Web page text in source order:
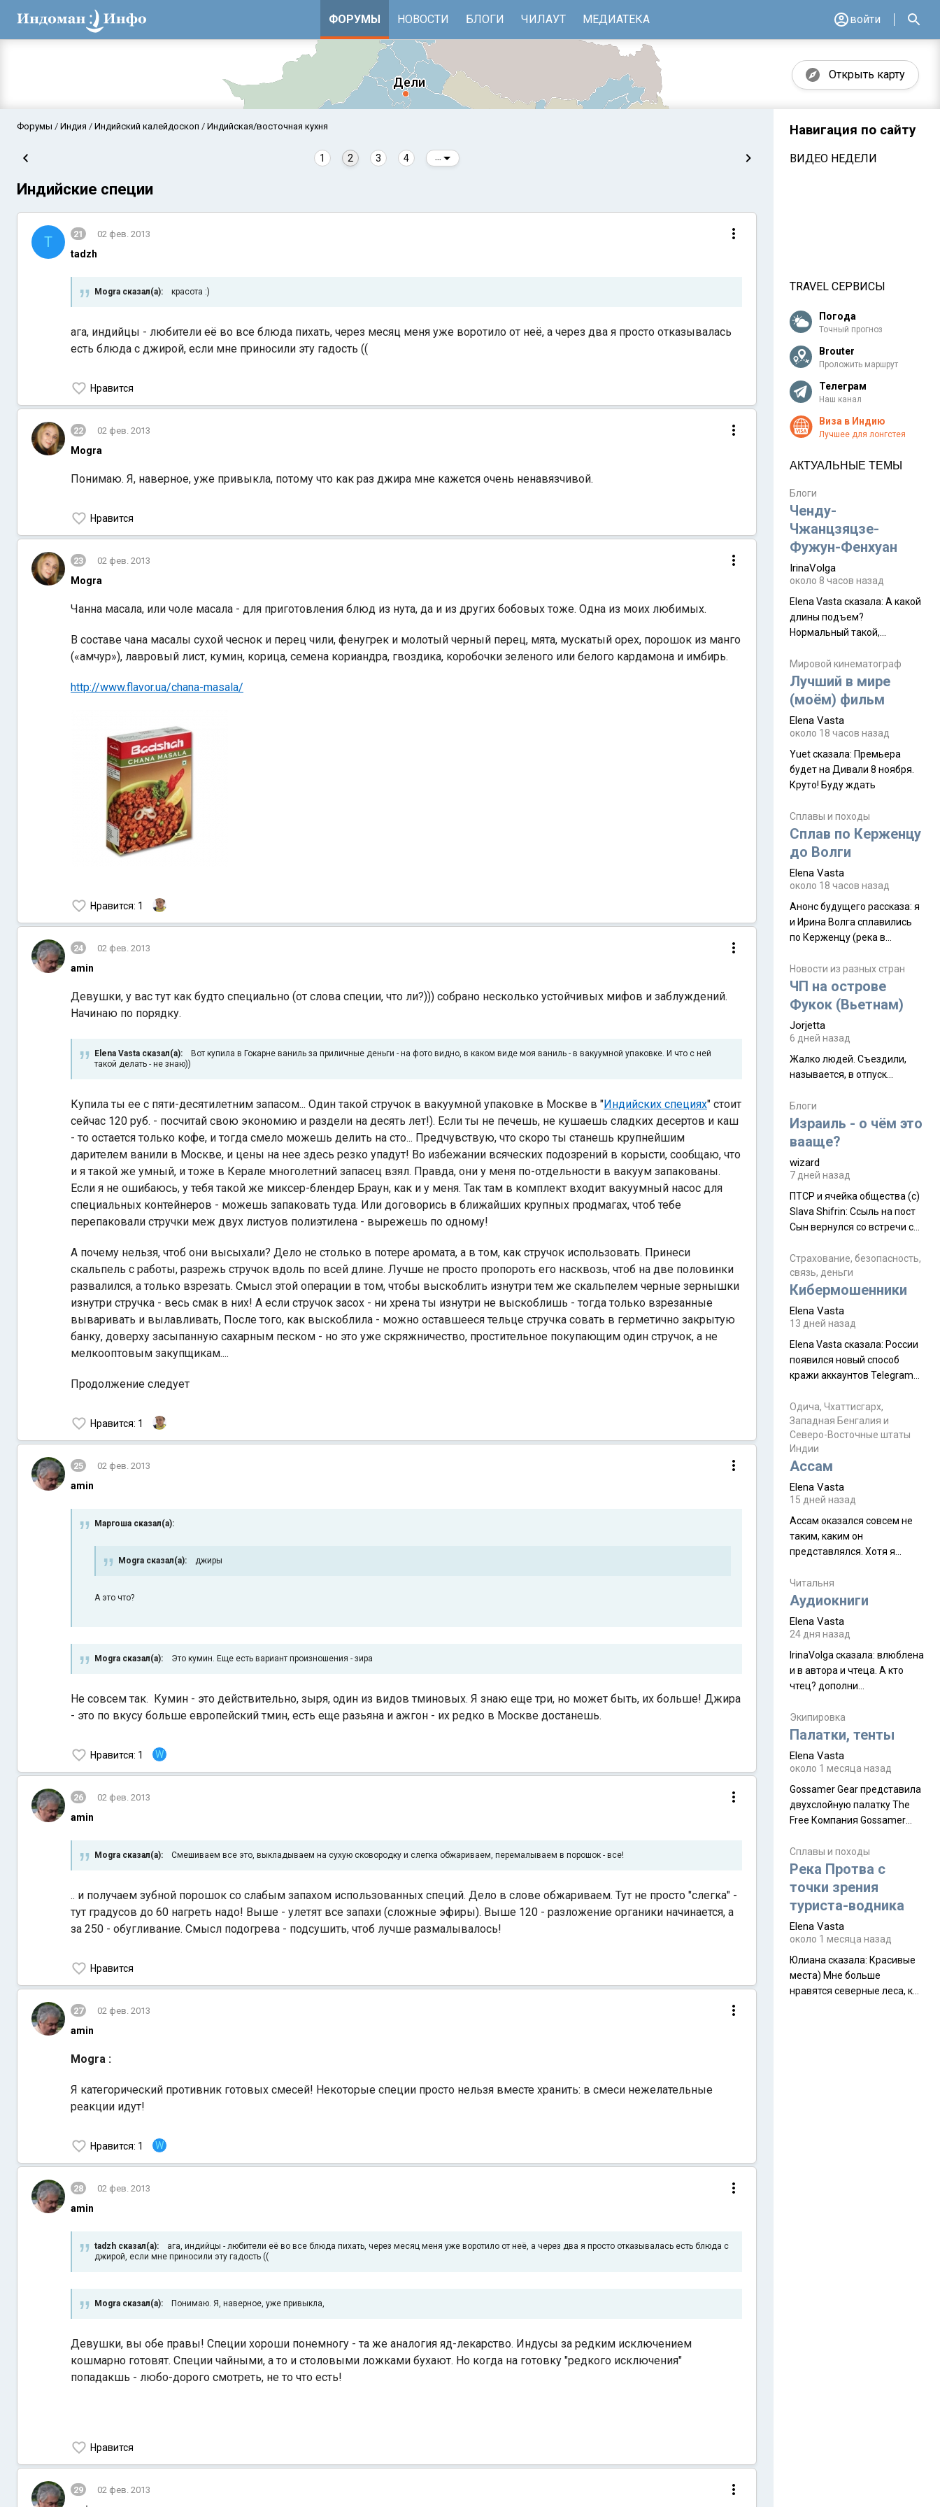
ФОРУМЫ НОВОСТИ БЛОГИ ЧИЛАУТ МЕДИАТЕКА войти
Открыть карту
Форумы Индия Индийский калейдоскоп Индийская/восточная кухня
1 2 3 4
Индийские специи
T 21 02 фев. 2013
tadzh
Mogra сказал(а): красота :)
ага, индийцы - любители её во все блюда пихать, через месяц меня уже воротило от неё, а через два я просто отказывалась
есть блюда с джирой, если мне приносили эту гадость ((
Нравится
22 02 фев. 2013
Mogra
Понимаю. Я, наверное, уже привыкла, потому что как раз джира мне кажется очень ненавязчивой.
Нравится
23 02 фев. 2013
Mogra
Чанна масала, или чоле масала - для приготовления блюд из нута, да и из других бобовых тоже. Одна из моих любимых.
В составе чана масалы сухой чеснок и перец чили, фенугрек и молотый черный перец, мята, мускатый орех, порошок из манго
(«амчур»), лавровый лист, кумин, корица, семена кориандра, гвоздика, коробочки зеленого или белого кардамона и имбирь.
http://www.flavor.ua/chana-masala/
Нравится: 1
24 02 фев. 2013
amin
Девушки, у вас тут как будто специально (от слова специи, что ли?))) собрано несколько устойчивых мифов и заблуждений.
Начинаю по порядку.
Elena Vasta сказал(а): Вот купила в Гокарне ваниль за приличные деньги - на фото видно, в каком виде моя ваниль - в вакуумной упаковке. И что с ней
такой делать - не знаю))
Купила ты ее с пяти-десятилетним запасом... Один такой стручок в вакуумной упаковке в Москве в "Индийских специях" стоит
сейчас 120 руб. - посчитай свою экономию и раздели на десять лет!). Если ты не печешь, не кушаешь сладких десертов и каш
- то остается только кофе, и тогда смело можешь делить на сто... Предчувствую, что скоро ты станешь крупнейшим
дарителем ванили в Москве, и цены на нее здесь резко упадут! Во избежании всяческих подозрений в корысти, сообщаю, что
и я такой же умный, и тоже в Керале многолетний запасец взял. Правда, они у меня по-отдельности в вакуум запакованы.
Если я не ошибаюсь, у тебя такой же миксер-блендер Браун, как и у меня. Так там в комплект входит вакуумный насос для
специальных контейнеров - можешь запаковать туда. Или договорись в ближайших крупных продмагах, чтоб тебе
перепаковали стручки меж двух листуов полиэтилена - вырежешь по одному!
А почему нельзя, чтоб они высыхали? Дело не столько в потере аромата, а в том, как стручок использовать. Принеси
скальпель с работы, разрежь стручок вдоль по всей длине. Лучше не просто пропороть его насквозь, чтоб на две половинки
развалился, а только взрезать. Смысл этой операции в том, чтобы выскоблить изнутри тем же скальпелем черные зернышки
изнутри стручка - весь смак в них! А если стручок засох - ни хрена ты изнутри не выскоблишь - тогда только взрезанные
вываривать и вылавливать, После того, как выскоблила - можно оставшееся тельце стручка совать в герметично закрытую
банку, доверху засыпанную сахарным песком - но это уже скряжничество, простительное покупающим один стручок, а не
мелкооптовым закупщикам....
Продолжение следует
Нравится: 1
25 02 фев. 2013
amin
Маргоша сказал(а):
Mogra сказал(а): джиры
А это что?
Mogra сказал(а): Это кумин. Еще есть вариант произношения - зира
Не совсем так. Кумин - это действительно, зыря, один из видов тминовых. Я знаю еще три, но может быть, их больше! Джира
- это по вкусу больше европейский тмин, есть еще разьяна и ажгон - их редко в Москве достанешь.
Нравится: 1 W
26 02 фев. 2013
amin
Mogra сказал(а): Смешиваем все это, выкладываем на сухую сковородку и слегка обжариваем, перемалываем в порошок - все!
.. и получаем зубной порошок со слабым запахом использованных специй. Дело в слове обжариваем. Тут не просто "слегка" -
тут градусов до 60 нагреть надо! Выше - улетят все запахи (сложные эфиры). Выше 120 - разложение органики начинается, а
за 250 - обугливание. Смысл подогрева - подсушить, чтоб лучше размалывалось!
Нравится
27 02 фев. 2013
amin
Mogra :
Я категорический противник готовых смесей! Некоторые специи просто нельзя вместе хранить: в смеси нежелательные
реакции идут!
Нравится: 1 W
28 02 фев. 2013
amin
tadzh сказал(а): ага, индийцы - любители её во все блюда пихать, через месяц меня уже воротило от неё, а через два я просто отказывалась есть блюда с
джирой, если мне приносили эту гадость ((
Mogra сказал(а): Понимаю. Я, наверное, уже привыкла,
Девушки, вы обе правы! Специи хороши понемногу - та же аналогия яд-лекарство. Индусы за редким исключением
кошмарно готовят. Специи чайными, а то и столовыми ложками бухают. Но когда на готовку "редкого исключения"
попадакшь - любо-дорого смотреть, не то что есть!
Нравится
29 02 фев. 2013
Навигация по сайту
ВИДЕО НЕДЕЛИ
TRAVEL СЕРВИСЫ
Погода
Точный прогноз
Brouter
Проложить маршрут
Телеграм
Наш канал
Виза в Индию
Лучшее для лонгстея
АКТУАЛЬНЫЕ ТЕМЫ
Блоги
Ченду-
Чжанцзяцзе-
Фужун-Фенхуан
IrinaVolga
около 8 часов назад
Elena Vasta сказалa: А какой
длины подъем?
Нормальный такой,
Vasta сказалa: Горы
Аватара? Да
Мировой кинематограф
Лучший в мире
(моём) фильм
Elena Vasta
около 18 часов назад
Yuet сказалa: Премьера
будет на Дивали 8 ноября.
Круто! Буду ждать
Сплавы и походы
Сплав по Керженцу
до Волги
Elena Vasta
около 18 часов назад
Анонс будущего рассказа: я
и Ирина Волга сплавились
по Керженцу (река в
села Керженец до стоящего
на берегу Волги
Макарьевского монастыря,
это маршрут на 200 км
[видео]
Новости из разных стран
ЧП на острове
Фукок (Вьетнам)
Jorjetta
6 дней назад
Жалко людей. Съездили,
называется, в отпуск...
Блоги
Израиль - о чём это
вааще?
wizard
7 дней назад
ПТСР и ячейка общества (с)
Slava Shifrin: Ссыль на пост
Сын вернулся со встречи с
уже, как демобилизовались,
а продолжают встречаться
почти каждую неделю) и с
разводится!" Эйтан -
семьи, из тех, кого называют
"вязаные кипы". С 2022-го
Страхование, безопасность,
связь, деньги
Кибермошенники
Elena Vasta
13 дней назад
Elena Vasta сказалa: России
появился новый способ
кражи аккаунтов Telegram
Прочитайте! У моих двух
знакомых вот так увели
аккаунты
Одича, Чхаттисгарх,
Западная Бенгалия и
Северо-Восточные штаты
Индии
Ассам
Elena Vasta
15 дней назад
Ассам оказался совсем не
таким, каким он
представлялся. Хотя я
краешек, но все же схватила
ауру штата, как-то он меня
природа, мягкие
такая как бы переходная
ступень между привычной
нам Индией и остальными
надеюсь увидеть.
Читальня
Аудиокниги
Elena Vasta
24 дня назад
IrinaVolga сказалa: влюблена
и в автора и чтеца. А кто
чтец? дополни
Экипировка
Палатки, тенты
Elena Vasta
около 1 месяца назад
Gossamer Gear представила
двухслойную палатку The
Free Компания Gossamer
туристическую палатку The
Free, которая стала первой
ультралегкой моделью в
ассортименте
производителя. Новинка
получила двухслойную
конструкцию с отдельным
внешним тентом и сетчатой
внутренней палаткой, а ее
Сплавы и походы
Река Протва с
точки зрения
туриста-водника
Elena Vasta
около 1 месяца назад
Юлиана сказалa: Красивые
места) Мне больше
нравятся северные леса, как